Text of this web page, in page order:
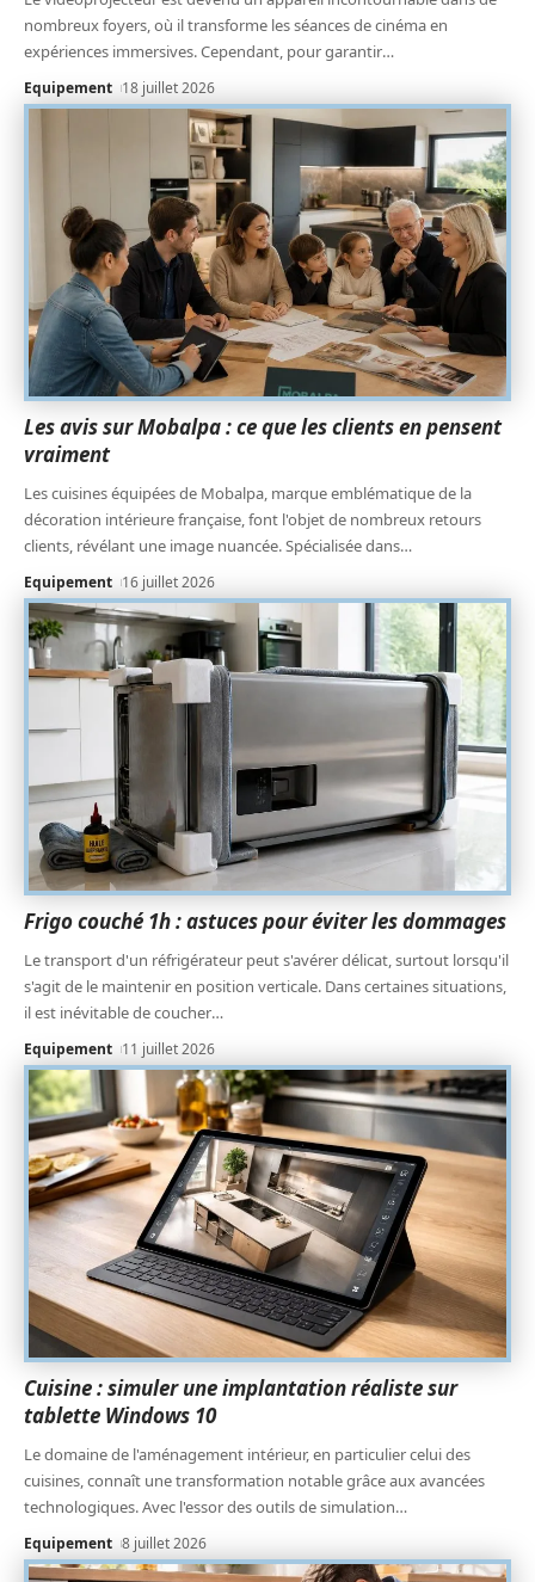
nombreux foyers, où il transforme les séances de cinéma en
expériences immersives. Cependant, pour garantir…
Equipement 18 juillet 2026
Les avis sur Mobalpa : ce que les clients en pensent
vraiment
Les cuisines équipées de Mobalpa, marque emblématique de la
décoration intérieure française, font l'objet de nombreux retours
clients, révélant une image nuancée. Spécialisée dans…
Equipement 16 juillet 2026
Frigo couché 1h : astuces pour éviter les dommages
Le transport d'un réfrigérateur peut s'avérer délicat, surtout lorsqu'il
s'agit de le maintenir en position verticale. Dans certaines situations,
il est inévitable de coucher…
Equipement 11 juillet 2026
Cuisine : simuler une implantation réaliste sur
tablette Windows 10
Le domaine de l'aménagement intérieur, en particulier celui des
cuisines, connaît une transformation notable grâce aux avancées
technologiques. Avec l'essor des outils de simulation…
Equipement 8 juillet 2026